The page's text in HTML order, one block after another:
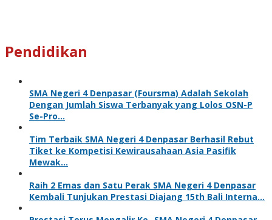
Pendidikan
SMA Negeri 4 Denpasar (Foursma) Adalah Sekolah
Dengan Jumlah Siswa Terbanyak yang Lolos OSN-P
Se-Pro…
Tim Terbaik SMA Negeri 4 Denpasar Berhasil Rebut
Tiket ke Kompetisi Kewirausahaan Asia Pasifik
Mewak…
Raih 2 Emas dan Satu Perak SMA Negeri 4 Denpasar
Kembali Tunjukan Prestasi Diajang 15th Bali Interna…